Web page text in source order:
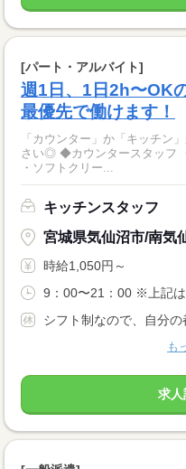
[パート・アルバイト]
週1日、1日2h〜OK
最優先で働けます！
「カウンター」か「キッチン
さい◎ ◆カウンタースタッフ ・レジでの接客、注文 ・ドリンク作り
・ソフトクリー...
キッチンスタッフ
宮城県気仙沼市/南気
時給1,050円～
9：00〜21：00 ※上記は
シフト制なので、自分の
も
求人